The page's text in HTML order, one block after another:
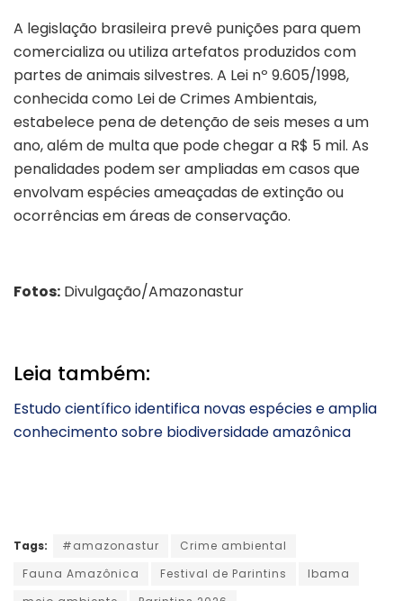
A legislação brasileira prevê punições para quem
comercializa ou utiliza artefatos produzidos com
partes de animais silvestres. A Lei nº 9.605/1998,
conhecida como Lei de Crimes Ambientais,
estabelece pena de detenção de seis meses a um
ano, além de multa que pode chegar a R$ 5 mil. As
penalidades podem ser ampliadas em casos que
envolvam espécies ameaçadas de extinção ou
ocorrências em áreas de conservação.
Fotos: Divulgação/Amazonastur
Leia também:
Estudo científico identifica novas espécies e amplia
conhecimento sobre biodiversidade amazônica
Tags: #amazonastur
Crime ambiental
Fauna Amazônica
Festival de Parintins
Ibama